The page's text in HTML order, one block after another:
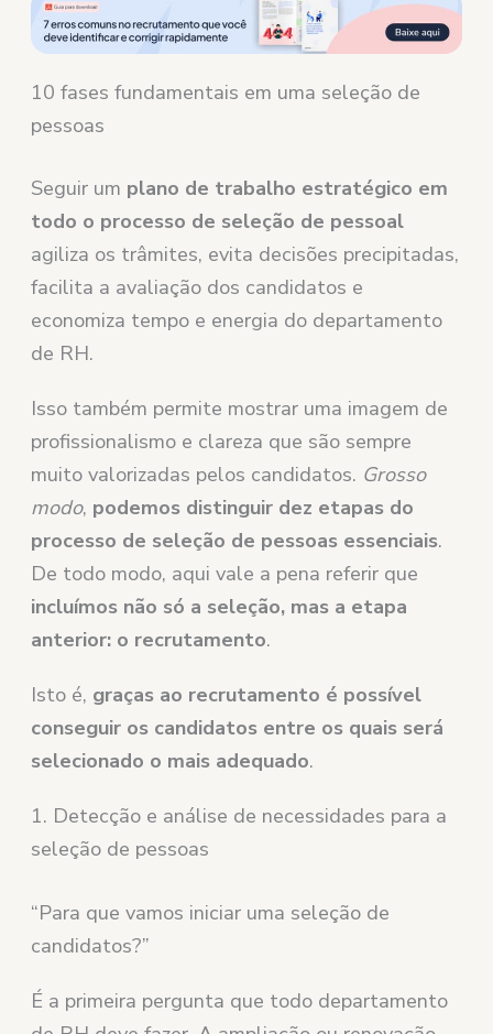
10 fases fundamentais em uma seleção de
pessoas
Seguir um plano de trabalho estratégico em
todo o processo de seleção de pessoal
agiliza os trâmites, evita decisões precipitadas,
facilita a avaliação dos candidatos e
economiza tempo e energia do departamento
de RH.
Isso também permite mostrar uma imagem de
profissionalismo e clareza que são sempre
muito valorizadas pelos candidatos. Grosso
modo, podemos distinguir dez etapas do
processo de seleção de pessoas essenciais.
De todo modo, aqui vale a pena referir que
incluímos não só a seleção, mas a etapa
anterior: o recrutamento.
Isto é, graças ao recrutamento é possível
conseguir os candidatos entre os quais será
selecionado o mais adequado.
1. Detecção e análise de necessidades para a
seleção de pessoas
“Para que vamos iniciar uma seleção de
candidatos?”
É a primeira pergunta que todo departamento